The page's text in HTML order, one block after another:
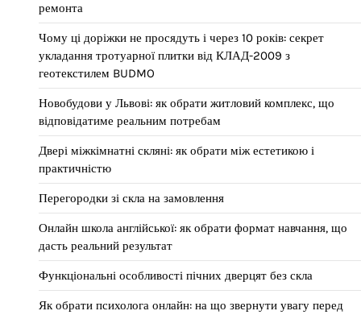
ремонта
Чому ці доріжки не просядуть і через 10 років: секрет
укладання тротуарної плитки від КЛАД-2009 з
геотекстилем BUDMO
Новобудови у Львові: як обрати житловий комплекс, що
відповідатиме реальним потребам
Двері міжкімнатні скляні: як обрати між естетикою і
практичністю
Перегородки зі скла на замовлення
Онлайн школа англійської: як обрати формат навчання, що
дасть реальний результат
Функціональні особливості пічних дверцят без скла
Як обрати психолога онлайн: на що звернути увагу перед